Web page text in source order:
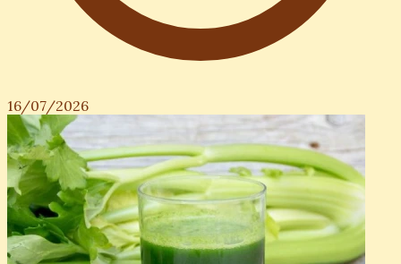
16/07/2026